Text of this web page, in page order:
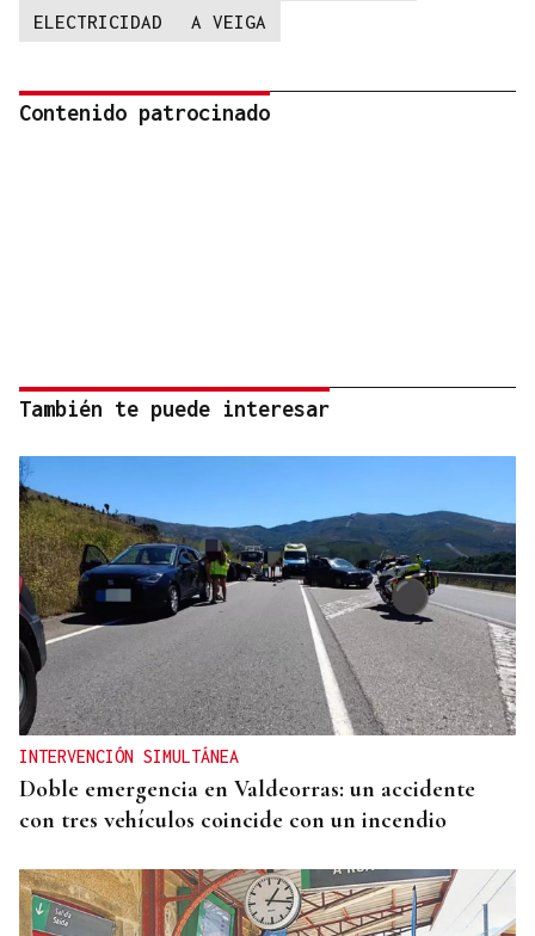
ELECTRICIDAD
A VEIGA
Contenido patrocinado
También te puede interesar
INTERVENCIÓN SIMULTÁNEA
Doble emergencia en Valdeorras: un accidente
con tres vehículos coincide con un incendio